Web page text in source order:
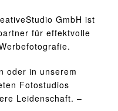
GmbH ist
für effektvolle
oder in unserem
Fotostudios
Leidenschaft. –